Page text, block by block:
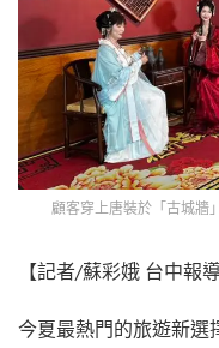
顧客穿上唐裝於「古城牆
【記者/蘇彩娥 台中報導
今夏最熱門的旅遊新選